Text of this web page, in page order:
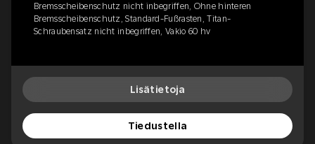
Bremsscheibenschutz nicht inbegriffen, Ohne hinteren
Bremsscheibenschutz, Standard-Fußrasten, Titan-
Schraubensatz nicht inbegriffen, Vakio 60 hv
Lisätietoja
Tiedustella